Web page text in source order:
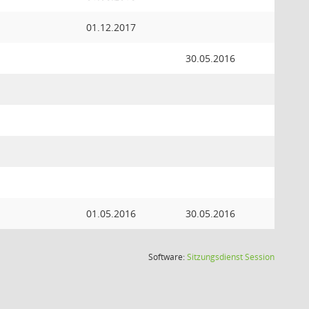
01.12.2017
30.05.2016
01.05.2016 30.05.2016
Software:SitzungsdienstSession(Wird in